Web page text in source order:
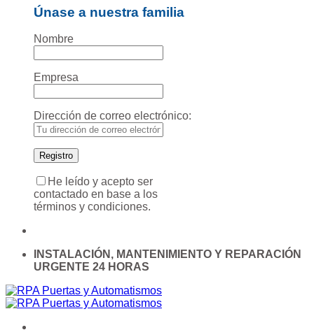
Únase a nuestra familia
Nombre
Empresa
Dirección de correo electrónico:
He leído y acepto ser
contactado en base a los
términos y condiciones.
INSTALACIÓN, MANTENIMIENTO Y REPARACIÓN
URGENTE 24 HORAS